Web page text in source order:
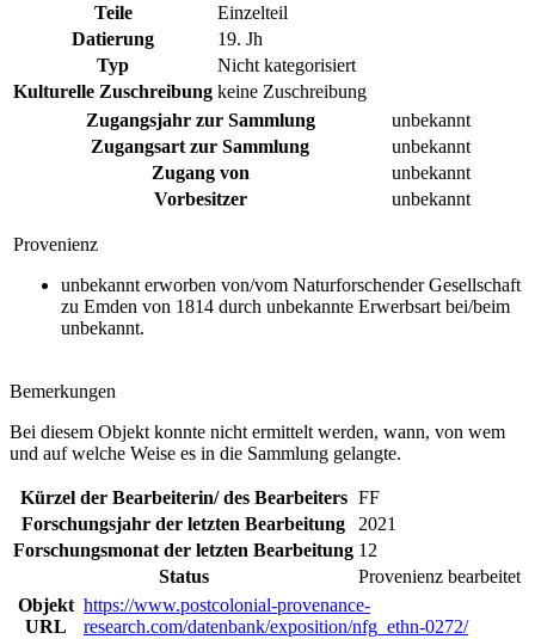
Teile
Einzelteil
Datierung
19. Jh
Typ
Nicht kategorisiert
Kulturelle Zuschreibung keine Zuschreibung
Zugangsjahr zur Sammlung
unbekannt
Zugangsart zur Sammlung
unbekannt
Zugang von
unbekannt
Vorbesitzer
unbekannt
Provenienz
unbekannt erworben von/vom Naturforschender Gesellschaft
zu Emden von 1814 durch unbekannte Erwerbsart bei/beim
unbekannt.
Bemerkungen
Bei diesem Objekt konnte nicht ermittelt werden, wann, von wem
und auf welche Weise es in die Sammlung gelangte.
Kürzel der Bearbeiterin/ des Bearbeiters FF
Forschungsjahr der letzten Bearbeitung
2021
Forschungsmonat der letzten Bearbeitung 12
Status
Provenienz bearbeitet
Objekt
URL
https://www.postcolonial-provenance-
research.com/datenbank/exposition/nfg_ethn-0272/